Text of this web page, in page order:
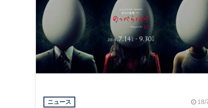
ニュース 18/